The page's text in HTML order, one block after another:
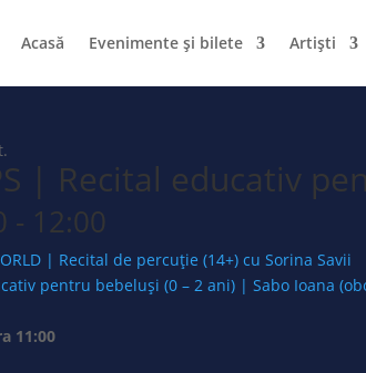
Acasă Evenimente și bilete Artiști
| Recital educativ
- 12:00
| Recital de percuție (14+) cu Sorina Savii
pentru bebeluși (0 – 2 ani) | Sabo Ioana
11:00